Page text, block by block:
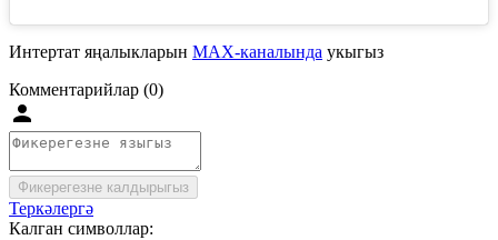
Интертат яңалыкларын MAX-каналында укыгыз
Комментарийлар (0)
Фикерегезне калдырыгыз
Теркәлергә
Калган символлар: